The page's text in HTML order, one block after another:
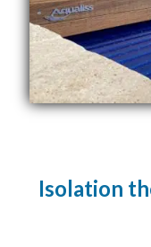
Isolation